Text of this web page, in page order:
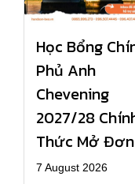
Học Bổng
Phủ Anh
Chevening
2027/28
Thức Mở Đơn
7 August 2026